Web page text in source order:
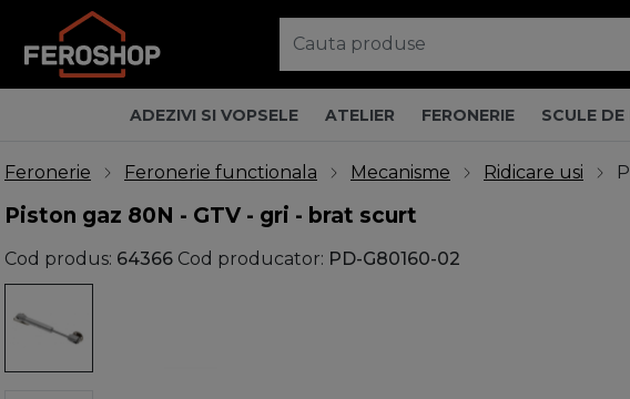
ADEZIVI SI VOPSELE ATELIER FERONERIE SCULE
Feronerie Feronerie functionala Mecanisme Ridicare usi
Piston gaz 80N - GTV - gri - brat scurt
Cod produs: 64366 Cod producator: PD-G80160-02